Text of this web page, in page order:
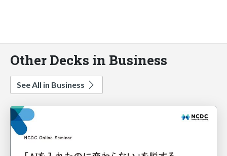
Other Decks in Business
See All in Business